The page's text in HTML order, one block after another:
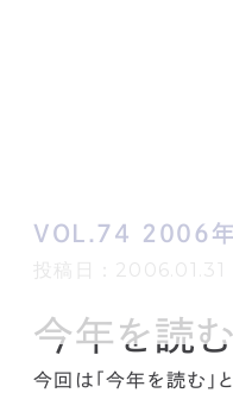
よくあ
IRメー
VOL.74 2006年
投稿日：
今年を読む
今回は「今年を読む」